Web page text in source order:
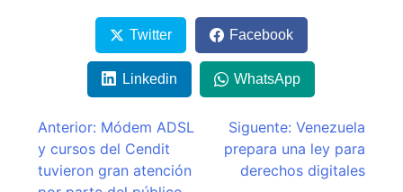
Twitter Facebook
Linkedin WhatsApp
Navegación
de
Anterior: Módem ADSL
y cursos del Cendit
tuvieron gran atención
Siguente: Venezuela
prepara una ley para
derechos digitales